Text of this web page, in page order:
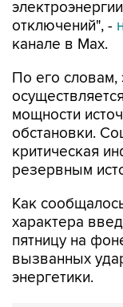
отключений", -
канале в Max.
По его словам,
мощности
обстановки.
критическая
резервным
Как
характера
пятницу на
вызванных
энергетики.